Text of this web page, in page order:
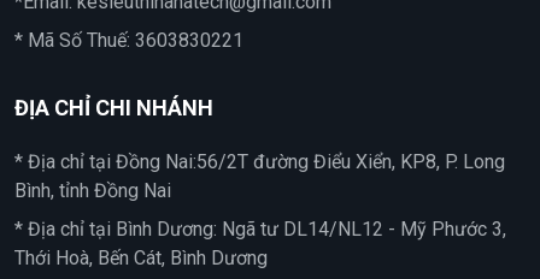
* Mã Số Thuế: 3603830221
ĐỊA CHỈ CHI NHÁNH
* Địa chỉ tại Đồng Nai:56/2T đường Điểu Xiển, KP8, P. Long
Bình, tỉnh Đồng Nai
* Địa chỉ tại Bình Dương: Ngã tư DL14/NL12 - Mỹ Phước 3,
Thới Hoà, Bến Cát, Bình Dương